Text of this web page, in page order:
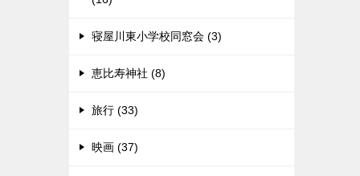
寝屋川東小学校同窓会 (3)
恵比寿神社 (8)
旅行 (33)
映画 (37)